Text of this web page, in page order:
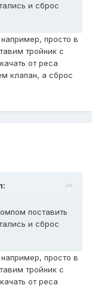
и сброс
просто в
тройник с
от реса
клапан, а сброс
поставить
и сброс
просто в
тройник с
от реса